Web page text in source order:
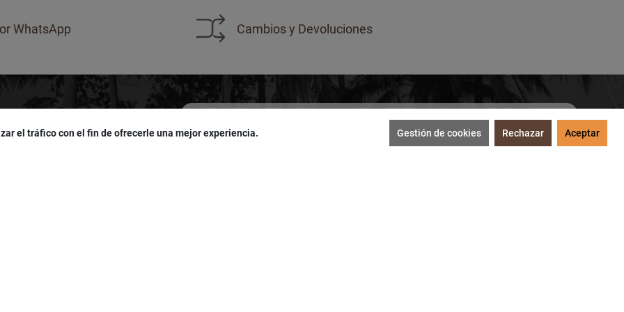
WhatsApp Cambios y Devoluciones
el tráfico con el fin de ofrecerle una mejor experiencia. Gestión de cookies Rechazar Aceptar